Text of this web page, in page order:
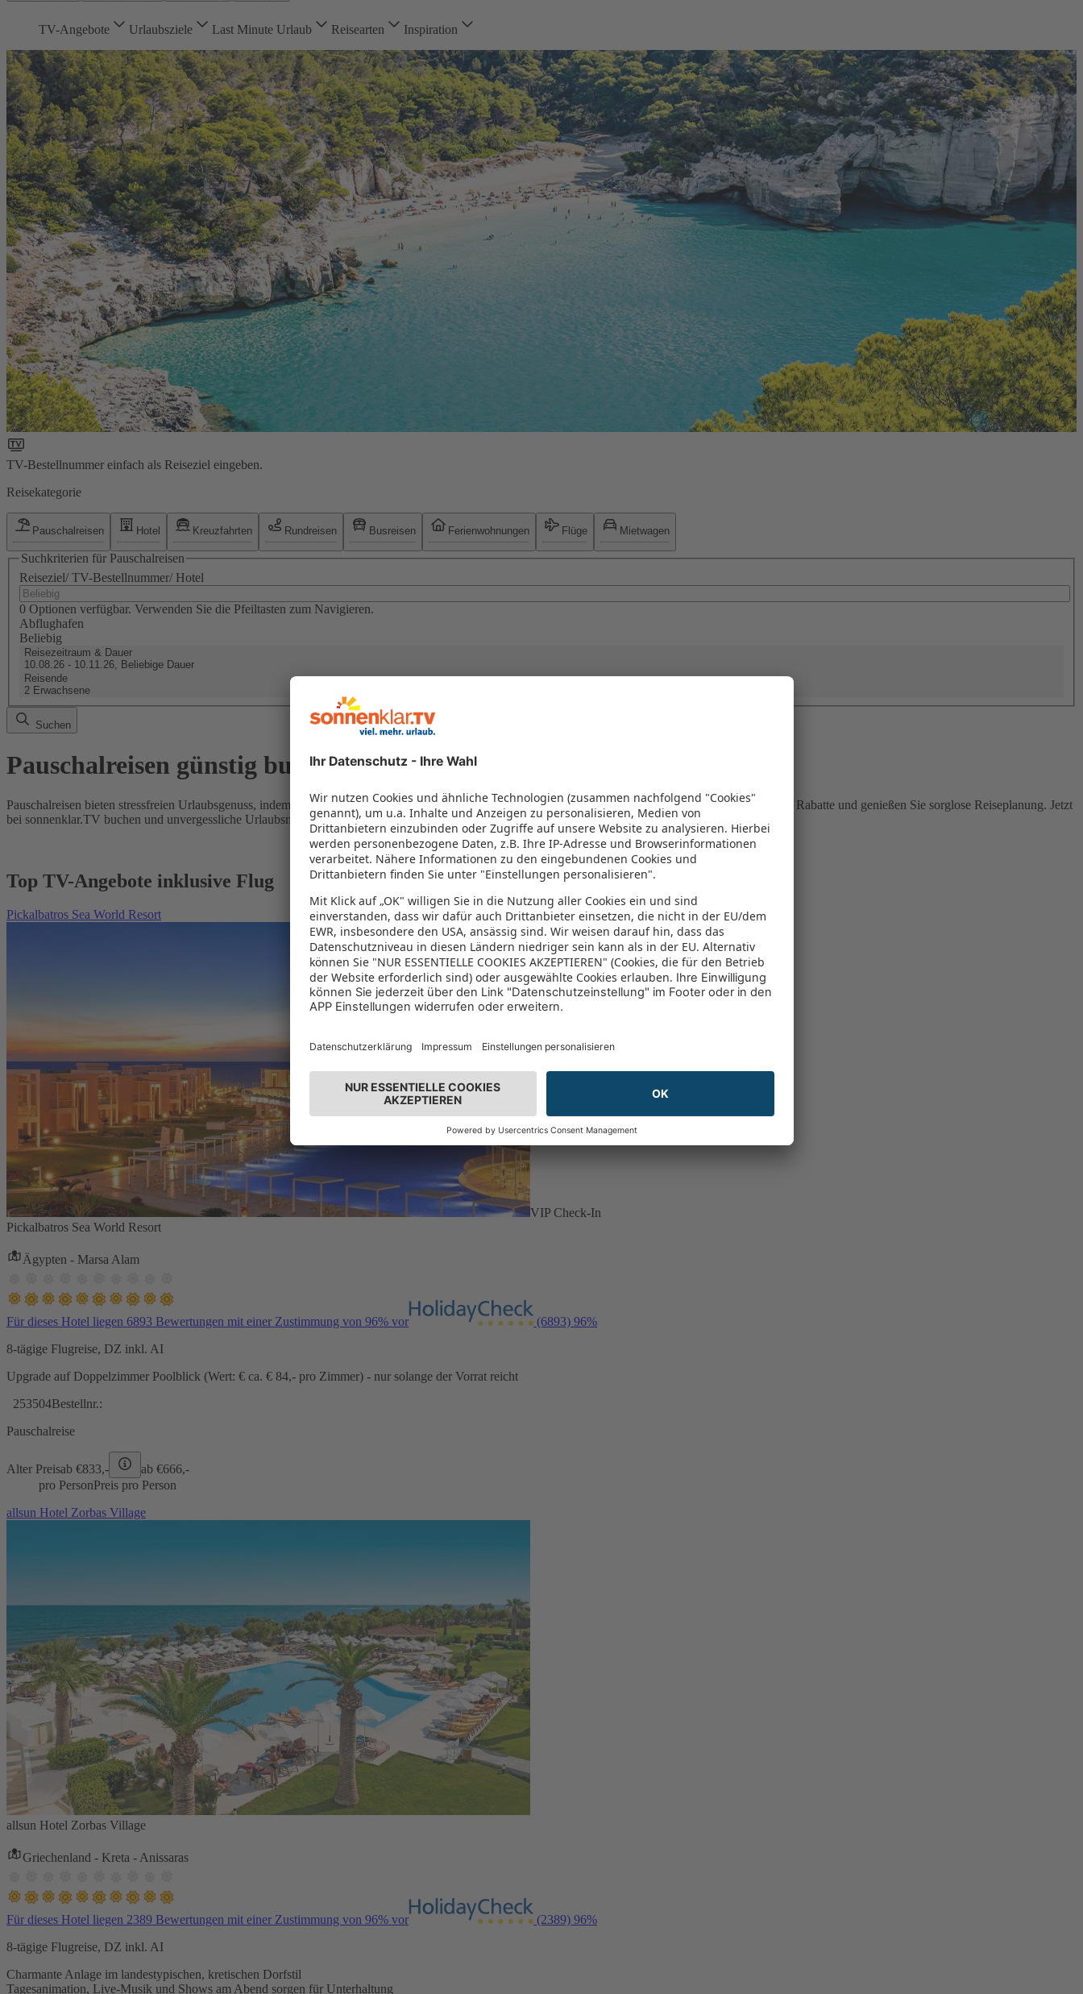
TV-Angebote Urlaubsziele Last Minute Urlaub Reisearten Inspiration
TV-Bestellnummer einfach als Reiseziel eingeben.
Reisekategorie
Pauschalreisen Hotel Kreuzfahrten Rundreisen Busreisen Ferienwohnungen Flüge Mietwagen
Suchkriterien für Pauschalreisen
Reiseziel/ TV-Bestellnummer/ Hotel
0 Optionen verfügbar. Verwenden Sie die Pfeiltasten zum Navigieren.
Abflughafen
Beliebig
Reisezeitraum & Dauer
10.08.26 - 10.11.26, Beliebige Dauer
Reisende
2 Erwachsene
Suchen
Pauschalreisen günstig buchen
Pauschalreisen bieten stressfreien Urlaubsgenuss, indem Flug und Hotel in einem Paket kombiniert werden – das spart Zeit und Geld. Nutzen Sie attraktive Rabatte und genießen Sie sorglose Reiseplanung. Jetzt
bei sonnenklar.TV buchen und unvergessliche Urlaubsmomente erleben!
Top TV-Angebote inklusive Flug
Pickalbatros Sea World Resort
VIP Check-In
Pickalbatros Sea World Resort
Ägypten - Marsa Alam
Für dieses Hotel liegen 6893 Bewertungen mit einer Zustimmung von 96% vor (6893) 96%
8-tägige Flugreise, DZ inkl. AI
Upgrade auf Doppelzimmer Poolblick (Wert: € ca. € 84,- pro Zimmer) - nur solange der Vorrat reicht
253504Bestellnr.:
Pauschalreise
Alter Preisab €833,- ab €666,-
pro PersonPreis pro Person
allsun Hotel Zorbas Village
allsun Hotel Zorbas Village
Griechenland - Kreta - Anissaras
Für dieses Hotel liegen 2389 Bewertungen mit einer Zustimmung von 96% vor (2389) 96%
8-tägige Flugreise, DZ inkl. AI
Charmante Anlage im landestypischen, kretischen Dorfstil
Tagesanimation, Live-Musik und Shows am Abend sorgen für Unterhaltung